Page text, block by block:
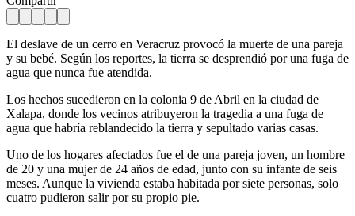
El deslave de un cerro en Veracruz provocó la muerte de una pareja
y su bebé. Según los reportes, la tierra se desprendió por una fuga de
agua que nunca fue atendida.
Los hechos sucedieron en la colonia 9 de Abril en la ciudad de
Xalapa, donde los vecinos atribuyeron la tragedia a una fuga de
agua que habría reblandecido la tierra y sepultado varias casas.
Uno de los hogares afectados fue el de una pareja joven, un hombre
de 20 y una mujer de 24 años de edad, junto con su infante de seis
meses. Aunque la vivienda estaba habitada por siete personas, solo
cuatro pudieron salir por su propio pie.